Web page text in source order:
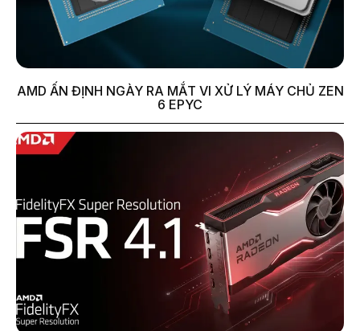
AMD ẤN ĐỊNH NGÀY RA MẮT VI XỬ LÝ MÁY CHỦ ZEN
6 EPYC